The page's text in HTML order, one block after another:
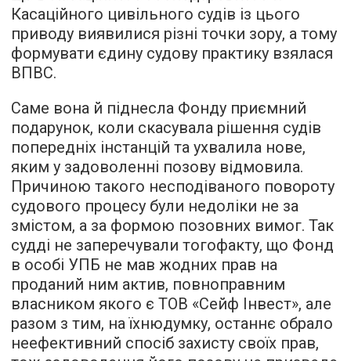
Касаційного цивільного судів із цього
приводу виявилися різні точки зору, а тому
формувати єдину судову практику взялася
ВПВС.
Саме вона й піднесла Фонду приємний
подарунок, коли скасувала рішення судів
попередніх інстанцій та ухвалила нове,
яким у задоволенні позову відмовила.
Причиною такого несподіваного повороту
судового процесу були недоліки не за
змістом, а за формою позовних вимог. Так
судді не заперечували тогофакту, що Фонд
в особі УПБ не мав жодних прав на
проданий ним актив, повноправним
власником якого є ТОВ «Сейф Інвест», але
разом з тим, на їхнюдумку, останнє обрало
неефективний спосіб захисту своїх прав,